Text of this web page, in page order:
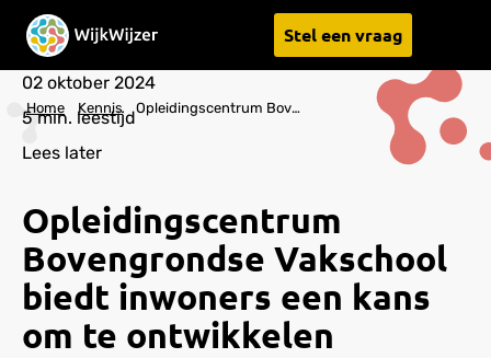
Stel een vraag
Home Kennis Opleidingscentrum Bovengrondse Vakschool biedt inwoners een kans om te ontwikkelen
02 oktober 2024
5 min. leestijd
Lees later
Opleidingscentrum
Bovengrondse Vakschool
biedt inwoners een kans
om te ontwikkelen